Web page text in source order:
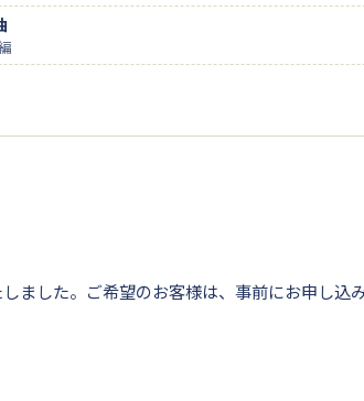
ました。ご希望のお客様は、事前にお申し込